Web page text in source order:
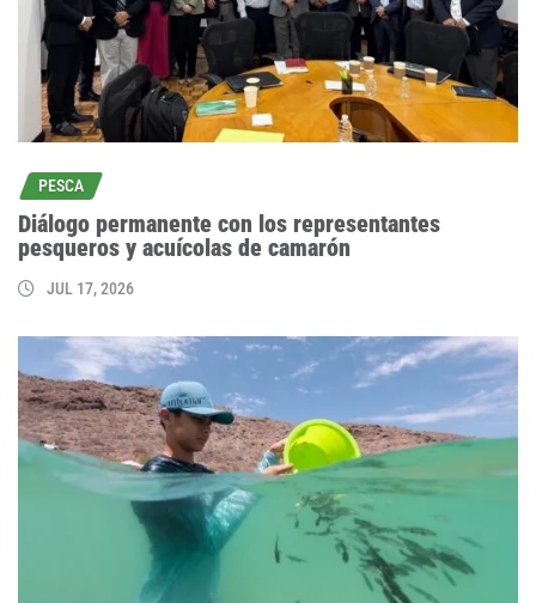
PESCA
Diálogo permanente con los representantes
pesqueros y acuícolas de camarón
JUL 17, 2026